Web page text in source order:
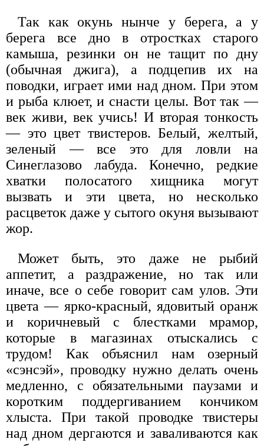
Так как окунь нынче у берега, а у
берега все дно в отростках старого
камыша, резинки он не тащит по дну
(обычная джига), а подцепив их на
поводки, играет ими над дном. При этом
и рыба клюет, и снасти целы. Вот так —
век живи, век учись! И вторая тонкость
— это цвет твистеров. Белый, желтый,
зеленый — все это для ловли на
Синеглазово лабуда. Конечно, редкие
хватки полосатого хищника могут
вызвать и эти цвета, но несколько
расцветок даже у сытого окуня вызывают
жор.
Может быть, это даже не рыбий
аппетит, а раздражение, но так или
иначе, все о себе говорит сам улов. Эти
цвета — ярко-красный, ядовитый оранж
и коричневый с блестками мрамор,
которые в магазинах отыскались с
трудом! Как объяснил нам озерный
«сэнсэй», проводку нужно делать очень
медленно, с обязательными паузами и
коротким поддергиванием кончиком
хлыста. При такой проводке твистеры
над дном дергаются и заваливаются как